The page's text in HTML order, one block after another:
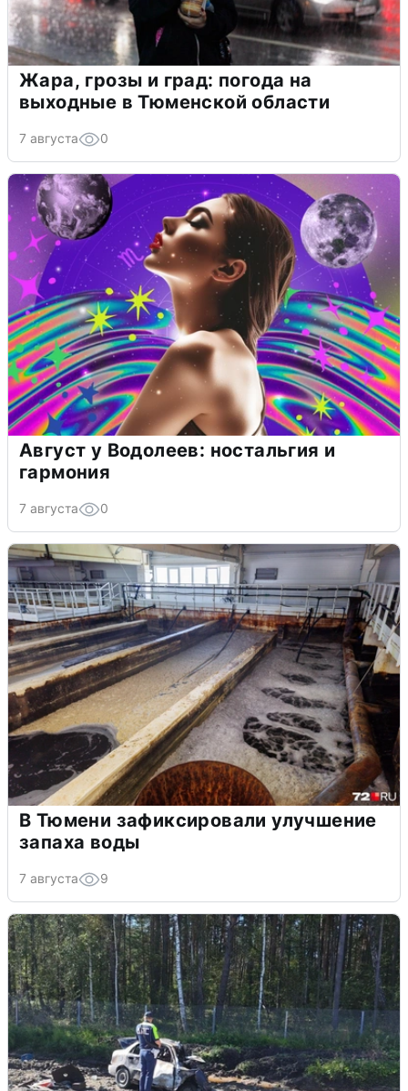
Жара, грозы и град: погода на
выходные в Тюменской области
7 августа 0
Август у Водолеев: ностальгия и
гармония
7 августа 0
В Тюмени зафиксировали улучшение
запаха воды
7 августа 9